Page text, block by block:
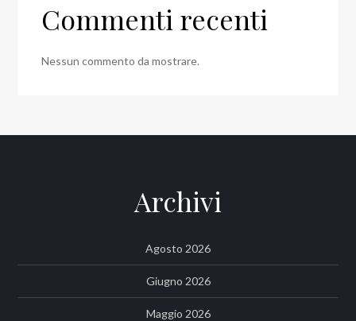
Commenti recenti
Nessun commento da mostrare.
Archivi
Agosto 2026
Giugno 2026
Maggio 2026